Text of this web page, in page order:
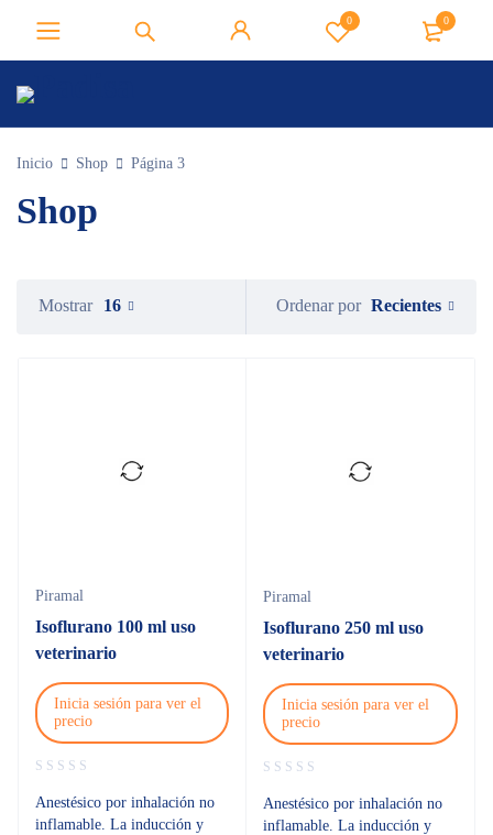
0 0
Inicio Shop Página 3
Shop
Ordenar por Recientes
Mostrar 16
Piramal
Isoflurano 100 ml uso
veterinario
Inicia sesión para ver el
precio
Anestésico por inhalación no
inflamable. La inducción y
Piramal
Isoflurano 250 ml uso
veterinario
Inicia sesión para ver el
precio
Anestésico por inhalación no
inflamable. La inducción y